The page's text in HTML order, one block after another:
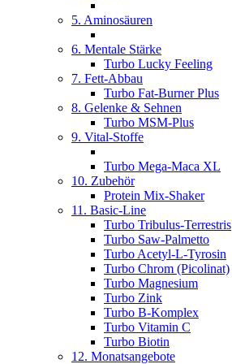
5. Aminosäuren
6. Mentale Stärke
Turbo Lucky Feeling
7. Fett-Abbau
Turbo Fat-Burner Plus
8. Gelenke & Sehnen
Turbo MSM-Plus
9. Vital-Stoffe
Turbo Mega-Maca XL
10. Zubehör
Protein Mix-Shaker
11. Basic-Line
Turbo Tribulus-Terrestris
Turbo Saw-Palmetto
Turbo Acetyl-L-Tyrosin
Turbo Chrom (Picolinat)
Turbo Magnesium
Turbo Zink
Turbo B-Komplex
Turbo Vitamin C
Turbo Biotin
12. Monatsangebote